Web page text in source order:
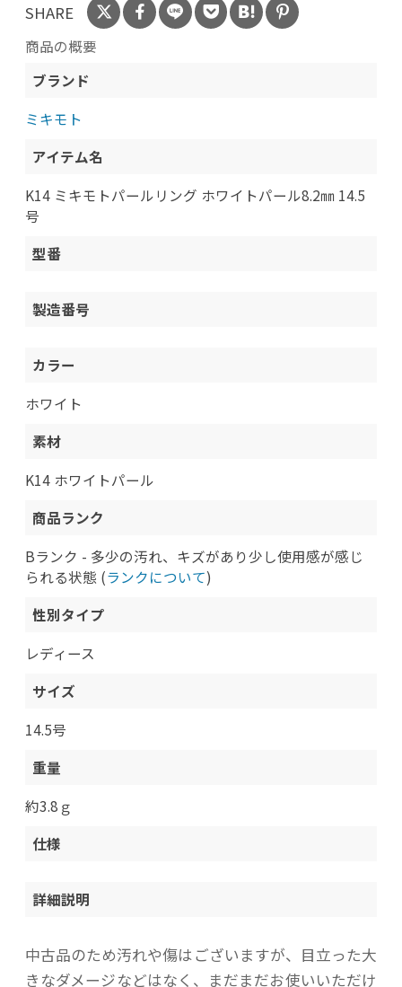
SHARE
商品の概要
ブランド
ミキモト
アイテム名
K14 ミキモトパールリング ホワイトパール8.2㎜ 14.5
号
型番
製造番号
カラー
ホワイト
素材
K14 ホワイトパール
商品ランク
Bランク - 多少の汚れ、キズがあり少し使用感が感じ
られる状態 (ランクについて)
性別タイプ
レディース
サイズ
14.5号
重量
約3.8ｇ
仕様
詳細説明
中古品のため汚れや傷はございますが、目立った大
きなダメージなどはなく、まだまだお使いいただけ